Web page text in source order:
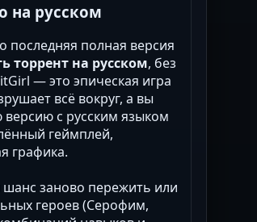
на русском
последняя полная версия
торрент на русском, без
— это эпическая игра
всё вокруг, а вы
версию с русским языком
геймплей,
графика.
заново пережить или
героев (Серофим,